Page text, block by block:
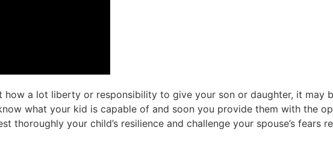
a lot liberty or responsibility to give your son or daughter, it may
what your kid is capable of and soon you provide them with the
thoroughly your child’s resilience and challenge your spouse’s fears